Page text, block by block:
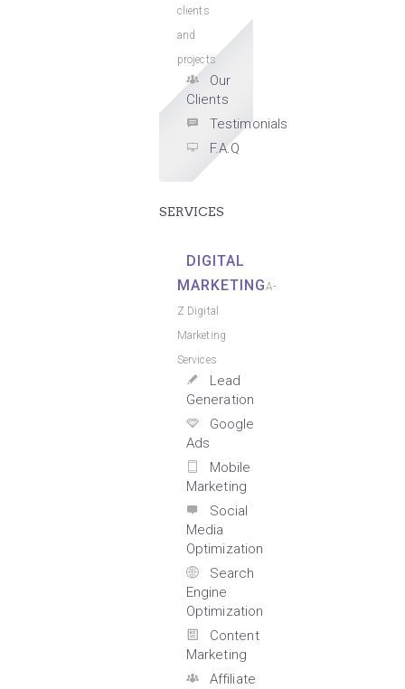
clients
and
projects
Our
Clients
Testimonials
F.A.Q
SERVICES
DIGITAL
MARKETINGA-
Z Digital
Marketing
Services
Lead
Generation
Google
Ads
Mobile
Marketing
Social
Media
Optimization
Search
Engine
Optimization
Content
Marketing
Affiliate